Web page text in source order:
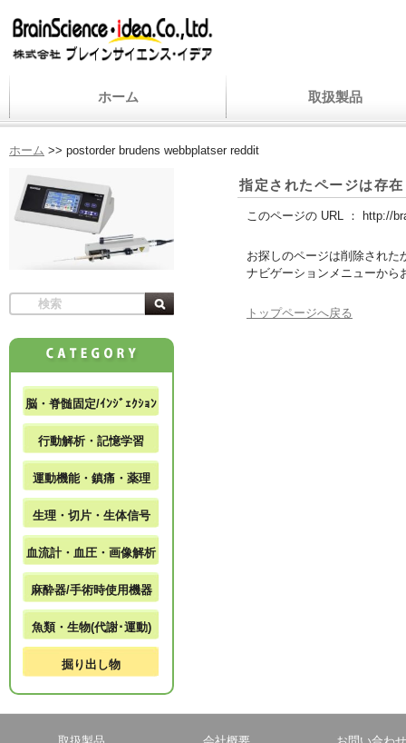
ホーム 取扱製品
ホーム >> postorder brudens webbplatser reddit
指定されたページは存
このページの URL ： http://
お探しのページは削除された
ナビゲーションメニューから
トップページへ戻る
脳・脊髄固定/ｲﾝｼﾞｪｸｼｮﾝ
行動解析・記憶学習
運動機能・鎮痛・薬理
生理・切片・生体信号
血流計・血圧・画像解析
麻酔器/手術時使用機器
魚類・生物(代謝･運動)
掘り出し物